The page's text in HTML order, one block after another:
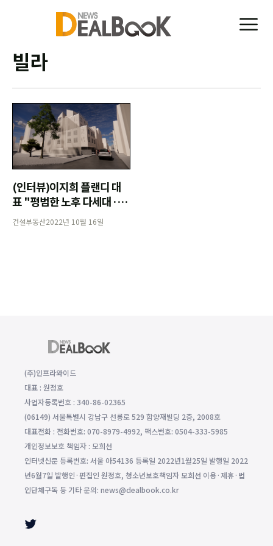
빌라
(인터뷰)이지희 플랜디 대
표 "평범한 노후 다세대·빌
라를 시장성 높은 주거 상품
으로 바꾸죠"
건설부동산2022년 10월 16일
(주)인프라와이드
대표 : 원정호
사업자등록번호 : 340-86-02365
(06149) 서울특별시 강남구 선릉로 529 함양재빌딩 2층, 2008호
대표전화 : 전화번호: 070-8979-4992, 팩스번호: 0504-333-5985
개인정보보호 책임자 : 모희선
인터넷신문 등록번호: 서울 아54136 등록일 2022년1월25일 발행일 2022
년6월7일 발행인·편집인 원정호, 청소년보호책임자 모희선 이용·제휴·법
인단체구독 등 기타 문의: news@dealbook.co.kr